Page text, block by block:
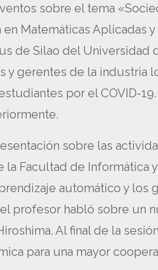
sobre el tema
Matemáticas Aplicadas y
de Silao del Universidad
gerentes de la industria
por el COVID-
sobre las
Facultad de Informática
automático y los
profesor habló sobre un
Al final de la
para una mayor